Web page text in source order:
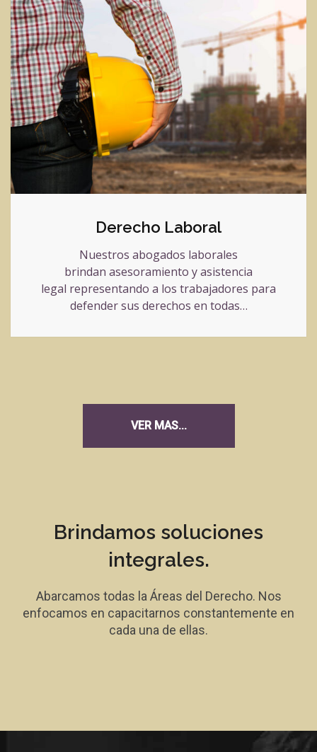
Derecho Laboral
Nuestros abogados laborales
brindan asesoramiento y asistencia
legal representando a los trabajadores para
defender sus derechos en todas…
VER MAS...
Brindamos soluciones
integrales.
Abarcamos todas la Áreas del Derecho. Nos
enfocamos en capacitarnos constantemente en
cada una de ellas.